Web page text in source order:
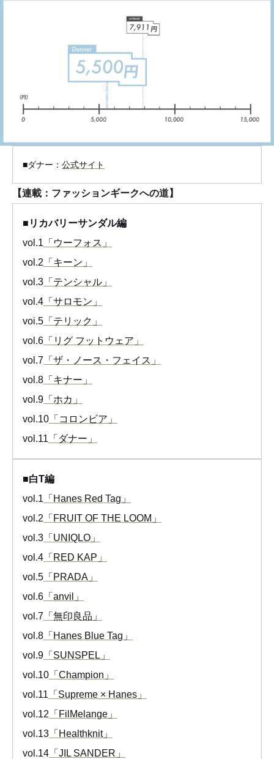
■ダナー： 公式サイト
【連載：ファッションギークへの道】
■リカバリーサンダル編
vol.1 「ウーフォス」
vol.2 「キーン」
vol.3 「テンシャル」
vol.4 「サロモン」
voi.5 「テリック」
vol.6 「リグ フットウェア」
vol.7 「ザ・ノース・フェイス」
vol.8 「キナー」
vol.9 「ホカ」
vol.10 「コロンビア」
vol.11 「ダナー」
■白T編
vol.1 「Hanes Red Tag」
vol.2 「FRUIT OF THE LOOM」
vol.3 「UNIQLO」
vol.4 「RED KAP」
vol.5 「PRADA」
vol.6 「anvil」
vol.7 「無印良品」
vol.8 「Hanes Blue Tag」
vol.9 「SUNSPEL」
vol.10 「Champion」
vol.11 「Supreme × Hanes」
vol.12 「FilMelange」
vol.13 「Healthknit」
vol.14 「JIL SANDER」